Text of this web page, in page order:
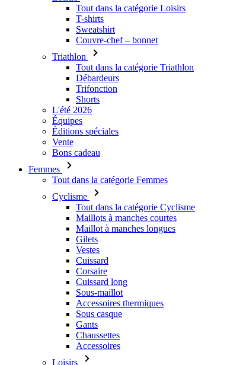
Triathlon
Tout dans la catégorie Triathlon
Débardeurs
Trifonction
Shorts
L'été 2026
Équipes
Éditions spéciales
Vente
Bons cadeau
Femmes
Tout dans la catégorie Femmes
Cyclisme
Tout dans la catégorie Cyclisme
Maillot à manches longues
Gilets
Vestes
Cuissard
Corsaire
Cuissard long
Sous-maillot
Accessoires thermiques
Sous casque
Gants
Chaussettes
Accessoires
Loisirs
Tout dans la catégorie Loisirs
T-Shirts
Sweatshirt
Couvre-chef – bonnet